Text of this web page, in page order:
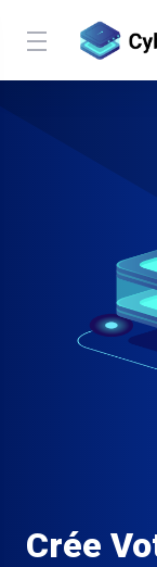
Crée